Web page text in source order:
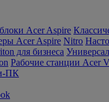
Acer Aspire
Acer Aspire Nitro
для бизнеса
Рабочие станции Acer
ПК